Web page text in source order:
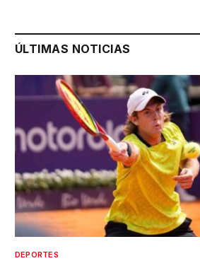
ÚLTIMAS NOTICIAS
DEPORTES